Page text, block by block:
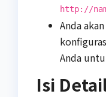
http://
Anda
Anda
Isi